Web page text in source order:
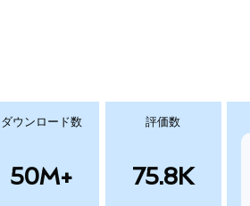
ダウンロード数
50M+
評価数
75.8K